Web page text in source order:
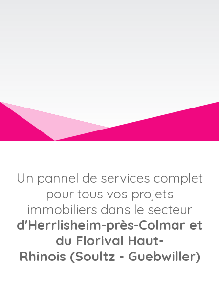
Un pannel de services complet
pour tous vos projets
immobiliers dans le secteur
d'Herrlisheim-près-Colmar et
du Florival Haut-
Rhinois (Soultz - Guebwiller)